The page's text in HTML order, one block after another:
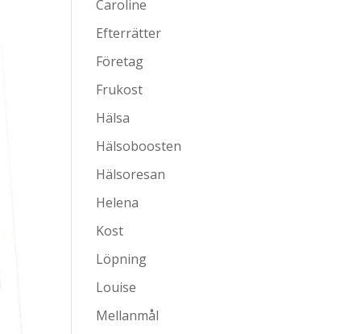
Caroline
Efterrätter
Företag
Frukost
Hälsa
Hälsoboosten
Hälsoresan
Helena
Kost
Löpning
Louise
Mellanmål